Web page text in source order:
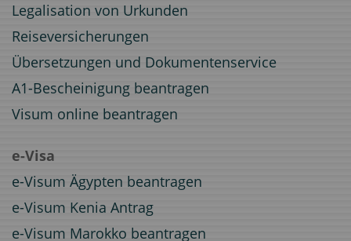
Legalisation von Urkunden
Reiseversicherungen
Übersetzungen und Dokumentenservice
A1-Bescheinigung beantragen
Visum online beantragen
e-Visa
e-Visum Ägypten beantragen
e-Visum Kenia Antrag
e-Visum Marokko beantragen